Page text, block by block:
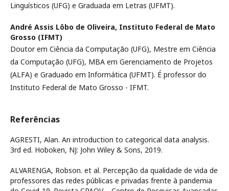
Linguísticos (UFG) e Graduada em Letras (UFMT).
André Assis Lôbo de Oliveira, Instituto Federal de Mato
Grosso (IFMT)
Doutor em Ciência da Computação (UFG), Mestre em Ciência
da Computação (UFG), MBA em Gerenciamento de Projetos
(ALFA) e Graduado em Informática (UFMT). É professor do
Instituto Federal de Mato Grosso - IFMT.
Referências
AGRESTI, Alan. An introduction to categorical data analysis.
3rd ed. Hoboken, NJ: John Wiley & Sons, 2019.
ALVARENGA, Robson. et al. Percepção da qualidade de vida de
professores das redes públicas e privadas frente à pandemia